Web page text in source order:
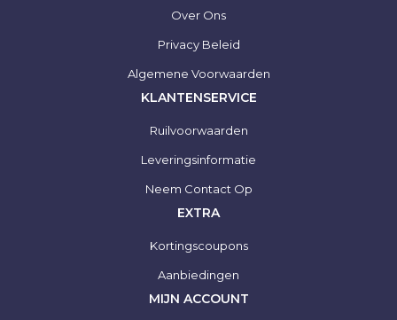
Over Ons
Privacy Beleid
Algemene Voorwaarden
KLANTENSERVICE
Ruilvoorwaarden
Leveringsinformatie
Neem Contact Op
EXTRA
Kortingscoupons
Aanbiedingen
MIJN ACCOUNT